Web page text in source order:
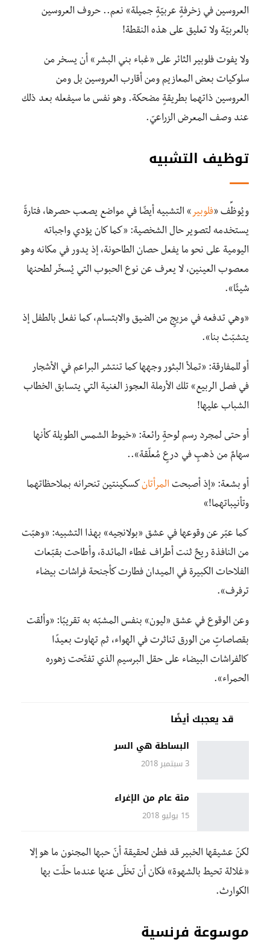
العروسين في زخرفةٍ عربيّةٍ جميلة» نعم.. حروف العروسين
بالعربيّة ولا تعليق على هذه النقطة!
ولا يفوت فلوبير الثائر على «غباء بني البشر» أن يسخر من
سلوكيات بعض المعازيم ومن أقارب العروسين بل ومن
العروسين ذاتهما بطريقةٍ مضحكة. وهو نفس ما سيفعله بعد ذلك
عند وصف المعرض الزراعيّ.
توظيف التشبيه
ويُوظِّف «فلوبير » التشبيه أيضًا في مواضع يصعب حصرها، فتارةً
يستخدمه لتصوير حال الشخصية: «كما كان يؤدي واجباته
اليومية على نحو ما يفعل حصان الطاحونة، إذ يدور في مكانه وهو
معصوب العينين، لا يعرف عن نوع الحبوب التي يُسخّر لطحنها
شيئًا».
«وهي تدفعه في مزيجٍ من الضيق والابتسام، كما نفعل بالطفل إذ
يتشبّث بنا».
أو للمفارقة: «تملأ البثور وجهها كما تنتشر البراعم في الأشجار
في فصل الربيع» تلك الأرملة العجوز الغنية التي يتسابق الخطاب
الشباب عليها!
أو حتى لمجرد رسم لوحةٍ رائعة: «خيوط الشمس الطويلة كأنها
سهامٌ من ذهبٍ في درعٍ مُعلّقة»..
أو بشعة: «إذ أصبحت المرأتان كسكينتين تنحرانه بملاحظاتهما
وتأنيباتهما!»
كما عبّر عن وقوعها في عشق «بولانجيه» بهذا التشبيه: «وهبّت
من النافذة ريحٌ ثنت أطراف غطاء المائدة، وأطاحت بقبّعات
الفلاحات الكبيرة في الميدان فطارت كأجنحة فراشات بيضاء
ترفرف».
وعن الوقوع في عشق «ليون» بنفس المشبّه به تقريبًا: «وألقت
بقصاصاتٍ من الورق تناثرت في الهواء، ثم تهاوت بعيدًا
كالفراشات البيضاء على حقل البرسيم الذي تفتّحت زهوره
الحمراء».
قد يعجبك أيضًا
البساطة هي السر
3 سبتمبر 2018
مئة عام من الإغراء
15 يوليو 2018
لكنّ عشيقها الخبير قد فطن لحقيقة أنّ حبها المجنون ما هو إلا
«غلالة تحيط بالشهوة» فكان أن تخلّى عنها عندما حلّت بها
الكوارث.
موسوعة فرنسية